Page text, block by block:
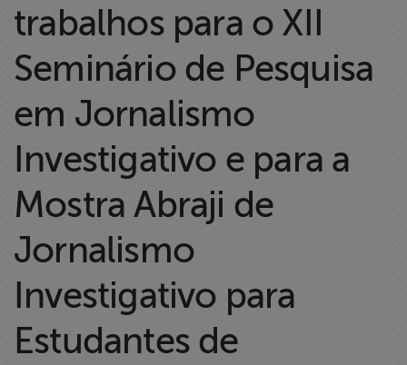
Documentários
dos
Homenageados
Notícias
Associe-se
ABRAJI
>> Conteúdo
exclusivo para
associados
trabalhos para o XII
Seminário de Pesquisa
em Jornalismo
Investigativo e para a
Mostra Abraji de
Jornalismo
Investigativo para
Estudantes de